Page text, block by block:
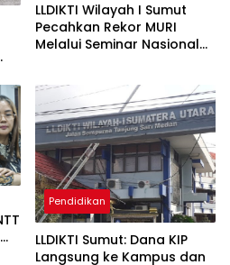
LLDIKTI Wilayah I Sumut
Pecahkan Rekor MURI
Melalui Seminar Nasional
Pendidikan
LLDIKTI Sumut: Dana KIP
Langsung ke Kampus dan